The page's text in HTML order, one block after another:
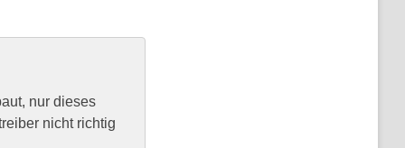
nur dieses
nicht richtig